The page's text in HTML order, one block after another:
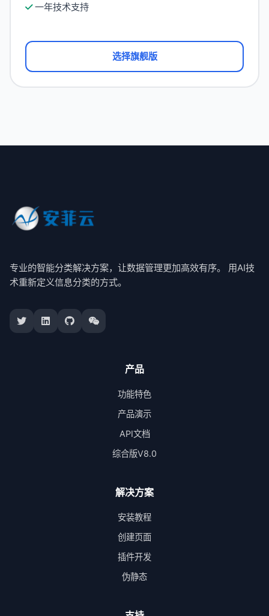
一年技术支持
选择旗舰版
专业的智能分类解决方案，让数据管理更加高效有序。 用AI技
术重新定义信息分类的方式。
产品
功能特色
产品演示
API文档
综合版V8.0
解决方案
安装教程
创建页面
插件开发
伪静态